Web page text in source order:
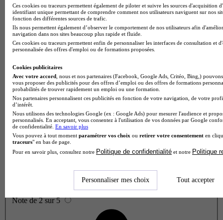
Note de 2 sur 5
Ces cookies ou traceurs permettent également de piloter et suivre les sources d'acquisition
identifiant unique permettant de comprendre comment nos utilisateurs naviguent sur nos
fonction des différentes sources de trafic.
Ils nous permettent également d’observer le comportement de nos utilisateurs afin
navigation dans nos sites beaucoup plus rapide et fluide.
Ces cookies ou traceurs permettent enfin de personnaliser les interfaces de consultation et
personnalisée des offres d'emploi ou de formations proposées.
Cookies publicitaires
Avec votre accord , nous et nos partenaires (Facebook, Google Ads, Critéo, Bing,)
vous proposer des publicités pour des offres d’emploi ou des offres de formations
probabilités de trouver rapidement un emploi ou une formation.
Nos partenaires personnalisent ces publicités en fonction de votre navigation, de votre
d’intérêt.
Nous utilisons des technologies Google (ex : Google Ads) pour mesurer l'audience et
personnalisés. En acceptant, vous consentez à l'utilisation de vos données par Google
de confidentialité. En savoir plus
Vous pouvez à tout moment paramétrer vos choix ou retirer votre consentement en
traceurs" en bas de page.
Pour en savoir plus, consultez notre Politique de confidentialité et notre Politique
Personnaliser mes choix Tout accepter